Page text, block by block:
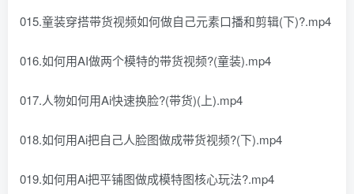
015.童装穿搭带货视频如何做自己元素口播和剪辑(下)?.mp4
016.如何用AI做两个模特的带货视频?(童装).mp4
017.人物如何用Ai快速换脸?(带货)(上).mp4
018.如何用Ai把自己人脸图做成带货视频?(下).mp4
019.如何用Ai把平铺图做成模特图核心玩法?.mp4